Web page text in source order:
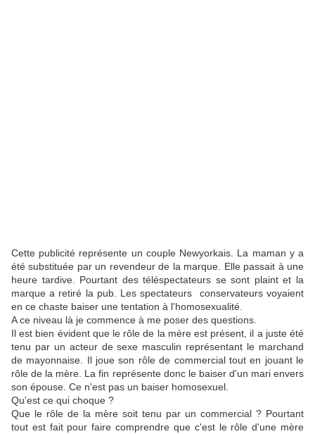
Cette publicité représente un couple Newyorkais. La maman y a
été substituée par un revendeur de la marque. Elle passait à une
heure tardive. Pourtant des téléspectateurs se sont plaint et la
marque a retiré la pub. Les spectateurs conservateurs voyaient
en ce chaste baiser une tentation à l'homosexualité.
A ce niveau là je commence à me poser des questions.
Il est bien évident que le rôle de la mère est présent, il a juste été
tenu par un acteur de sexe masculin représentant le marchand
de mayonnaise. Il joue son rôle de commercial tout en jouant le
rôle de la mère. La fin représente donc le baiser d'un mari envers
son épouse. Ce n'est pas un baiser homosexuel.
Qu'est ce qui choque ?
Que le rôle de la mère soit tenu par un commercial ? Pourtant
tout est fait pour faire comprendre que c'est le rôle d'une mère